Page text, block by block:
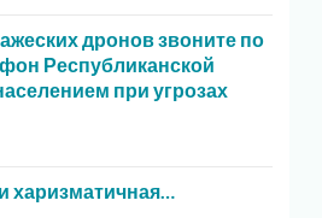
дронов звоните по
Республиканской
при угрозах
харизматичная…